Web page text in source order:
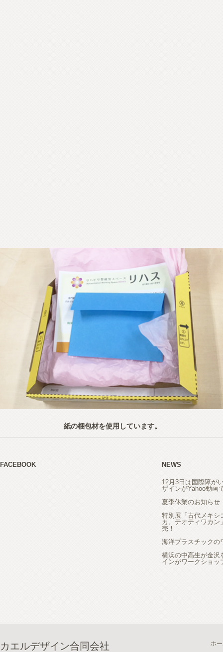
紙の梱包材を使用しています。
FACEBOOK NEWS
12月3日は国際障が
ザインがYahoo動画
夏季休業のお知らせ
特別展「古代メキ
カ、テオティワカン
売！
海洋プラスチックの
横浜の中高生が金沢
インがワークショッ
カエルデザイン合同会社 ホ